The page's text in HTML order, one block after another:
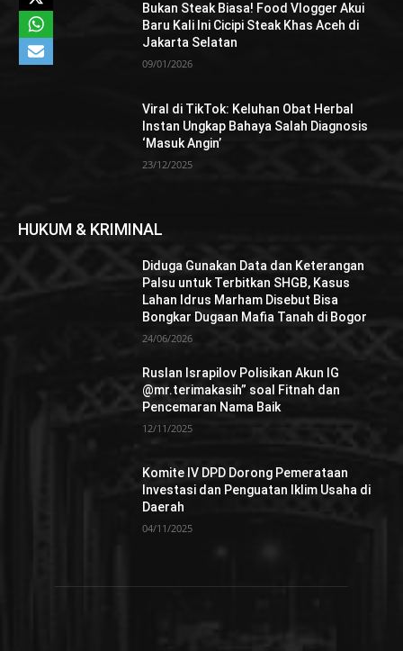
Bukan Steak Biasa! Food Vlogger Akui
Baru Kali Ini Cicipi Steak Khas Aceh di
Jakarta Selatan
09/01/2026
Viral di TikTok: Keluhan Obat Herbal
Instan Ungkap Bahaya Salah Diagnosis
‘Masuk Angin’
23/12/2025
HUKUM & KRIMINAL
Diduga Gunakan Data dan Keterangan
Palsu untuk Terbitkan SHGB, Kasus
Lahan Idrus Marham Disebut Bisa
Bongkar Dugaan Mafia Tanah di Bogor
24/06/2026
Ruslan Israpilov Polisikan Akun IG
@mr.terimakasih” soal Fitnah dan
Pencemaran Nama Baik
12/11/2025
Komite IV DPD Dorong Pemerataan
Investasi dan Penguatan Iklim Usaha di
Daerah
04/11/2025